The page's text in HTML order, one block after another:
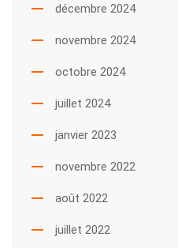
décembre 2024
novembre 2024
octobre 2024
juillet 2024
janvier 2023
novembre 2022
août 2022
juillet 2022